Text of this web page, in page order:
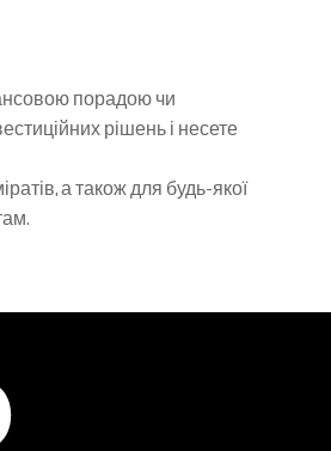
порадою чи
рішень і несете
а також для будь-якої